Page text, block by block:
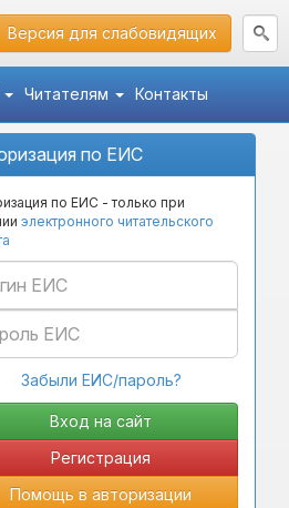
Версия для слабовидящих
Читателям Контакты
по ЕИС
по ЕИС - только при
электронного читательского
Забыли ЕИС/пароль?
Регистрация
Помощь в авторизации